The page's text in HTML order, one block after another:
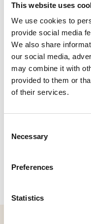
This website uses
We use cookies to
provide social media
We also share
our social media,
may combine it with
provided to them or
of their services.
Selection
Necessary
Preferences
Statistics
Raadhuisplein 2,
Plan je route